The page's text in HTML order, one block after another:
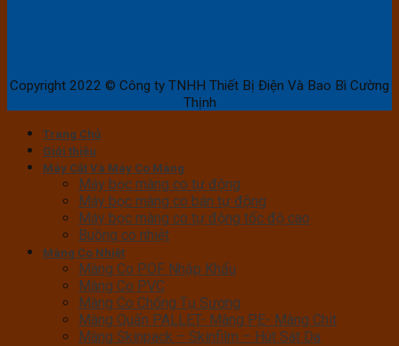
Copyright 2022 © Công ty TNHH Thiết Bị Điện Và Bao Bì Cường
Thịnh
Trang Chủ
Giới thiệu
Máy Cắt Và Máy Co Màng
Máy bọc màng co tự động
Máy bọc màng co bán tự động
Máy bọc màng co tự động tốc độ cao
Buồng co nhiệt
Màng Co Nhiệt
Màng Co POF Nhập Khẩu
Màng Co PVC
Màng Co Chống Tụ Sương
Màng Quấn PALLET- Màng PE- Màng Chit
Màng Skinpack – Skinfilm – Hút Sát Da